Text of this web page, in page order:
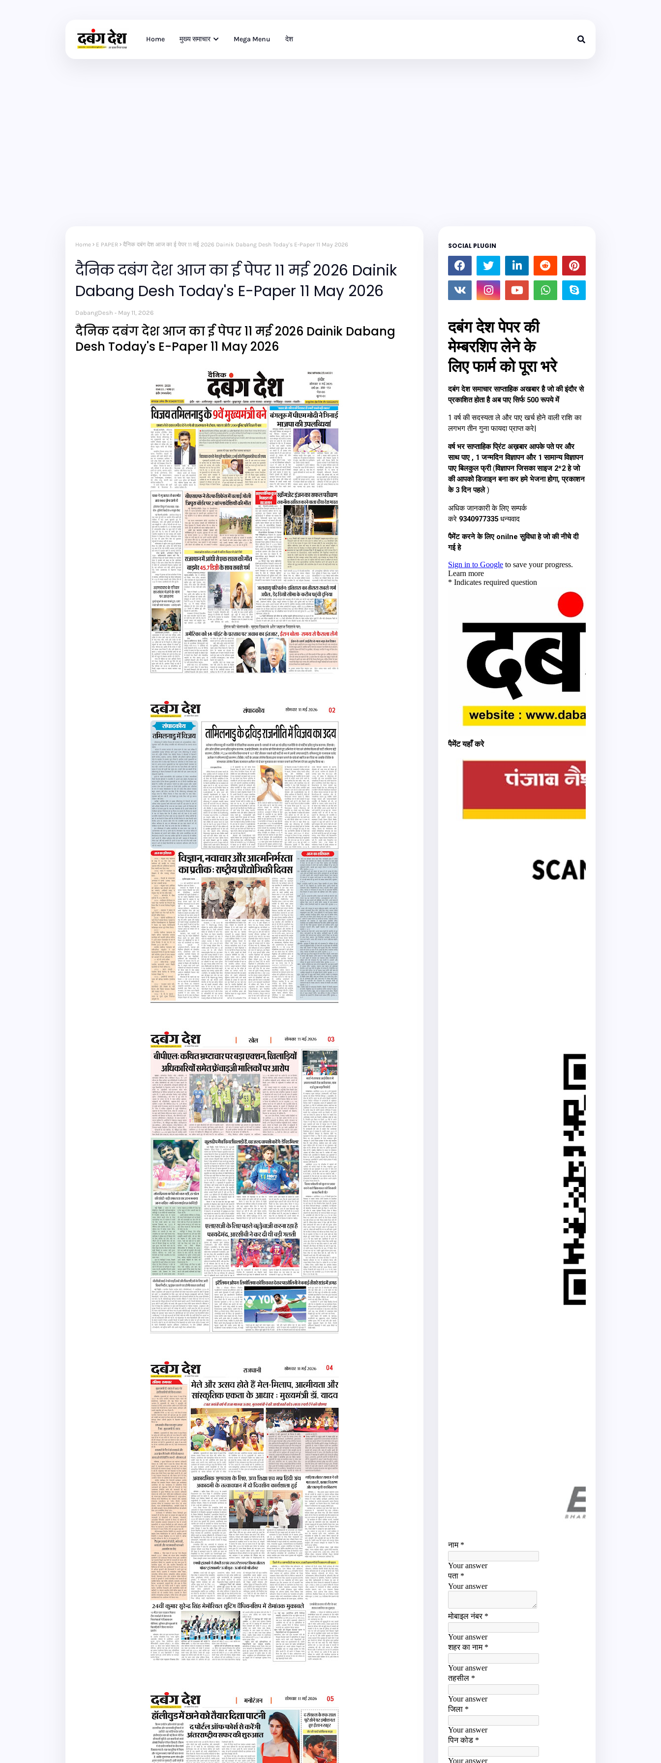
Home मुख्य समाचार Mega Menu देश
Home E PAPER दैनिक दबंग देश आज का ई पेपर 11 मई 2026 Dainik Dabang Desh Today's E-Paper 11 May 2026
दैनिक दबंग देश आज का ई पेपर 11 मई 2026 Dainik
Dabang Desh Today's E-Paper 11 May 2026
DabangDesh May 11, 2026
दैनिक दबंग देश आज का ई पेपर 11 मई 2026 Dainik Dabang
Desh Today's E-Paper 11 May 2026
SOCIAL PLUGIN